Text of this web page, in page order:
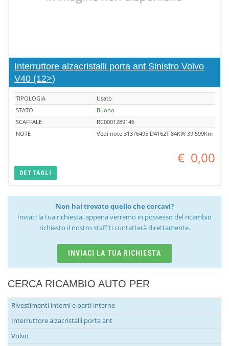
Interruttore alzacristalli porta ant Sinistro Volvo
V40 (12>)
TIPOLOGIA
Usato
STATO
Buono
SCAFFALE
RC0001289146
NOTE
Vedi note 31376495 D4162T 84KW 39.599Km
€ 0,00
DETTAGLI
Non hai trovato quello che cercavi?
Inviaci la tua richiesta, appena verremo in possesso del ricambio
richiesto il nostro staff ti contatterà direttamente.
INVIACI LA TUA RICHIESTA
CERCA RICAMBIO AUTO PER
Rivestimenti interni e parti interne
Interruttore alzacristalli porta ant
Volvo